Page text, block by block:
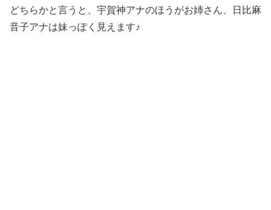
どちらかと言うと、宇賀神アナのほうがお姉さん、日比麻
音子アナは妹っぽく見えます♪